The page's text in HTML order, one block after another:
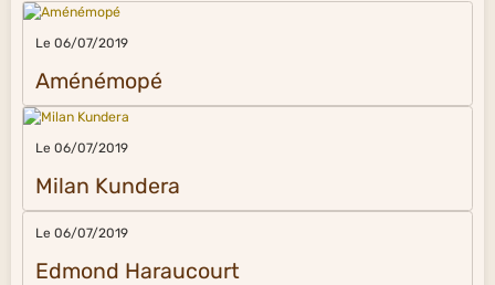
Le 06/07/2019
Aménémopé
Le 06/07/2019
Milan Kundera
Le 06/07/2019
Edmond Haraucourt